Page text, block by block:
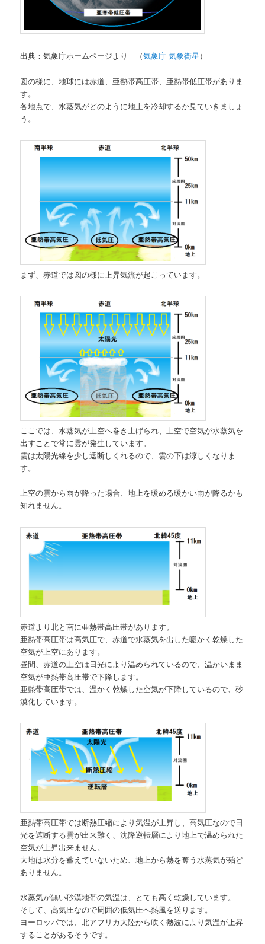
出典：気象庁ホームページより （気象庁 気象衛星）
図の様に、地球には赤道、亜熱帯高圧帯、亜熱帯低圧帯がありま
す。
各地点で、水蒸気がどのように地上を冷却するか見ていきましょ
う。
まず、赤道では図の様に上昇気流が起こっています。
ここでは、水蒸気が上空へ巻き上げられ、上空で空気が水蒸気を
出すことで常に雲が発生しています。
雲は太陽光線を少し遮断しくれるので、雲の下は涼しくなりま
す。
上空の雲から雨が降った場合、地上を暖める暖かい雨が降るかも
知れません。
赤道より北と南に亜熱帯高圧帯があります。
亜熱帯高圧帯は高気圧で、赤道で水蒸気を出した暖かく乾燥した
空気が上空にあります。
昼間、赤道の上空は日光により温められているので、温かいまま
空気が亜熱帯高圧帯で下降します。
亜熱帯高圧帯では、温かく乾燥した空気が下降しているので、砂
漠化しています。
亜熱帯高圧帯では断熱圧縮により気温が上昇し、高気圧なので日
光を遮断する雲が出来難く、沈降逆転層により地上で温められた
空気が上昇出来ません。
大地は水分を蓄えていないため、地上から熱を奪う水蒸気が殆ど
ありません。
水蒸気が無い砂漠地帯の気温は、とても高く乾燥しています。
そして、高気圧なので周囲の低気圧へ熱風を送ります。
ヨーロッパでは、北アフリカ大陸から吹く熱波により気温が上昇
することがあるそうです。